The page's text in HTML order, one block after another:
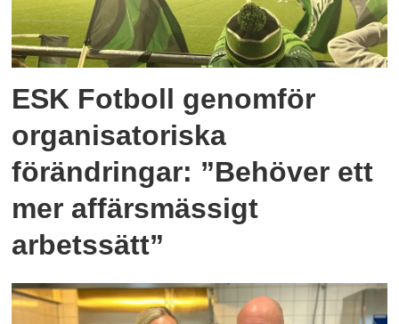
ESK Fotboll genomför
organisatoriska
förändringar: ”Behöver ett
mer affärsmässigt
arbetssätt”